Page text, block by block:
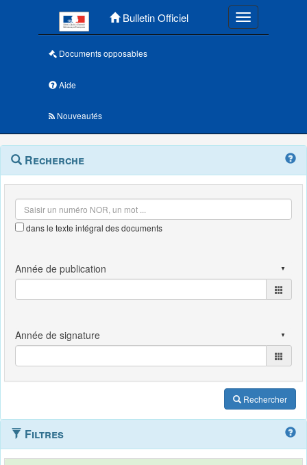
Bulletin Officiel Toggle
Documents opposables
Aide
Nouveautés
Navigation
outils
Menu
contextuel
Recherche
dans le texte intégral des documents
Rechercher
Filtres